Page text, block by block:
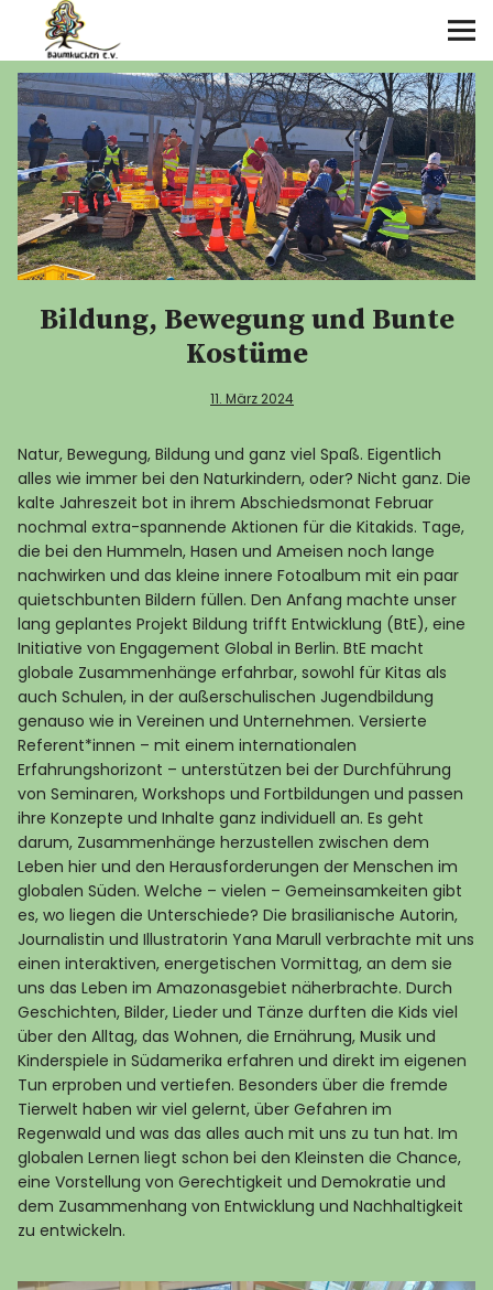
Über uns
Angebote
Termine
Galerie
Kontakt
Bildung, Bewegung und Bunte
Kostüme
11. März 2024
Natur, Bewegung, Bildung und ganz viel Spaß. Eigentlich
alles wie immer bei den Naturkindern, oder? Nicht ganz. Die
kalte Jahreszeit bot in ihrem Abschiedsmonat Februar
nochmal extra-spannende Aktionen für die Kitakids. Tage,
die bei den Hummeln, Hasen und Ameisen noch lange
nachwirken und das kleine innere Fotoalbum mit ein paar
quietschbunten Bildern füllen. Den Anfang machte unser
lang geplantes Projekt Bildung trifft Entwicklung (BtE), eine
Initiative von Engagement Global in Berlin. BtE macht
globale Zusammenhänge erfahrbar, sowohl für Kitas als
auch Schulen, in der außerschulischen Jugendbildung
genauso wie in Vereinen und Unternehmen. Versierte
Referent*innen – mit einem internationalen
Erfahrungshorizont – unterstützen bei der Durchführung
von Seminaren, Workshops und Fortbildungen und passen
ihre Konzepte und Inhalte ganz individuell an. Es geht
darum, Zusammenhänge herzustellen zwischen dem
Leben hier und den Herausforderungen der Menschen im
globalen Süden. Welche – vielen – Gemeinsamkeiten gibt
es, wo liegen die Unterschiede? Die brasilianische Autorin,
Journalistin und Illustratorin Yana Marull verbrachte mit uns
einen interaktiven, energetischen Vormittag, an dem sie
uns das Leben im Amazonasgebiet näherbrachte. Durch
Geschichten, Bilder, Lieder und Tänze durften die Kids viel
über den Alltag, das Wohnen, die Ernährung, Musik und
Kinderspiele in Südamerika erfahren und direkt im eigenen
Tun erproben und vertiefen. Besonders über die fremde
Tierwelt haben wir viel gelernt, über Gefahren im
Regenwald und was das alles auch mit uns zu tun hat. Im
globalen Lernen liegt schon bei den Kleinsten die Chance,
eine Vorstellung von Gerechtigkeit und Demokratie und
dem Zusammenhang von Entwicklung und Nachhaltigkeit
zu entwickeln.